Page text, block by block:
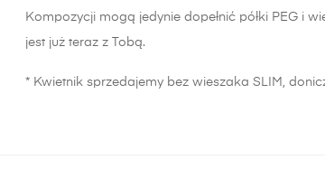
Kompozycji mogą jedynie dopełnić półki PEG i
jest już teraz z Tobą.
* Kwietnik sprzedajemy bez wieszaka SLIM,